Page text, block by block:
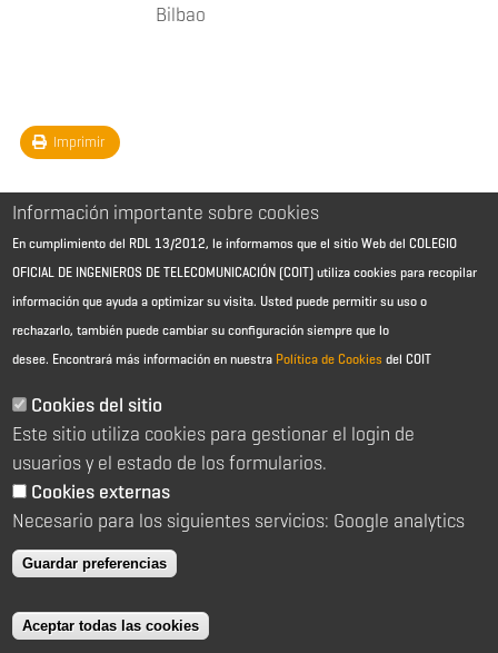
Bilbao
Imprimir
Aviso Legal - Información general
Política de cookies
Política de reembolso
Sitemap
C/ Almagro 2 1º Izqda 28010 Madrid
91 391 10 66
coit@coit.es
Información importante sobre cookies
En cumplimiento del RDL 13/2012, le informamos que el sitio Web del COLEGIO
OFICIAL DE INGENIEROS DE TELECOMUNICACIÓN (COIT) utiliza cookies para recopilar
información que ayuda a optimizar su visita. Usted puede permitir su uso o
rechazarlo, también puede cambiar su configuración siempre que lo
desee. Encontrará más información en nuestra Política de Cookies del COIT
Cookies del sitio
Este sitio utiliza cookies para gestionar el login de
usuarios y el estado de los formularios.
Cookies externas
Necesario para los siguientes servicios: Google analytics
Guardar preferencias
Aceptar todas las cookies